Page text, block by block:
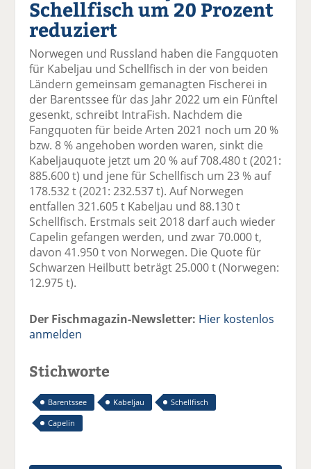
el
a
F
ac
e
b
o
o
k
te
il
e
n
el
t
tt
er
n
el
a
Li
n
k
e
di
n
te
il
e
n
el
p
E
m
ai
l
er
se
n
d
el
D
ck
Schellfisch um 20 Prozent
reduziert
Norwegen und Russland haben die Fangquoten
für Kabeljau und Schellfisch in der von beiden
Ländern gemeinsam gemanagten Fischerei in
der Barentssee für das Jahr 2022 um ein Fünftel
gesenkt, schreibt IntraFish. Nachdem die
Fangquoten für beide Arten 2021 noch um 20 %
bzw. 8 % angehoben worden waren, sinkt die
Kabeljauquote jetzt um 20 % auf 708.480 t (2021:
885.600 t) und jene für Schellfisch um 23 % auf
178.532 t (2021: 232.537 t). Auf Norwegen
entfallen 321.605 t Kabeljau und 88.130 t
Schellfisch. Erstmals seit 2018 darf auch wieder
Capelin gefangen werden, und zwar 70.000 t,
davon 41.950 t von Norwegen. Die Quote für
Schwarzen Heilbutt beträgt 25.000 t (Norwegen:
12.975 t).
Der Fischmagazin-Newsletter: Hier kostenlos
anmelden
Stichworte
Barentssee Kabeljau
Schellfisch
Capelin